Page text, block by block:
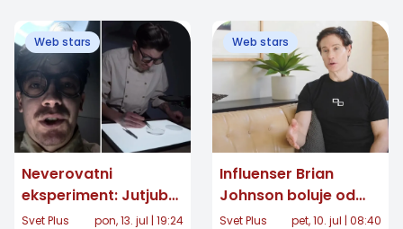
onda je FBI pokucao
na vrata
Web stars
Neverovatni
eksperiment: Jutjuber
Rusty Cage testirao
Svet Plus pon, 13. jul | 19:24
Web stars
Influenser Brian
Johnson boluje od
autoimunog
Svet Plus pet, 10. jul | 08:40